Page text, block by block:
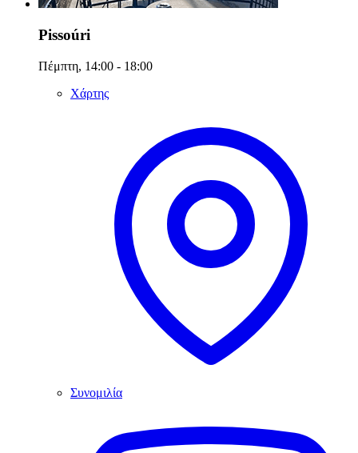
Pissoúri
Πέμπτη, 14:00 - 18:00
Χάρτης
Συνομιλία